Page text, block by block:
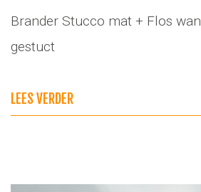
Brander Stucco mat + Flos
gestuct
LEES VERDER